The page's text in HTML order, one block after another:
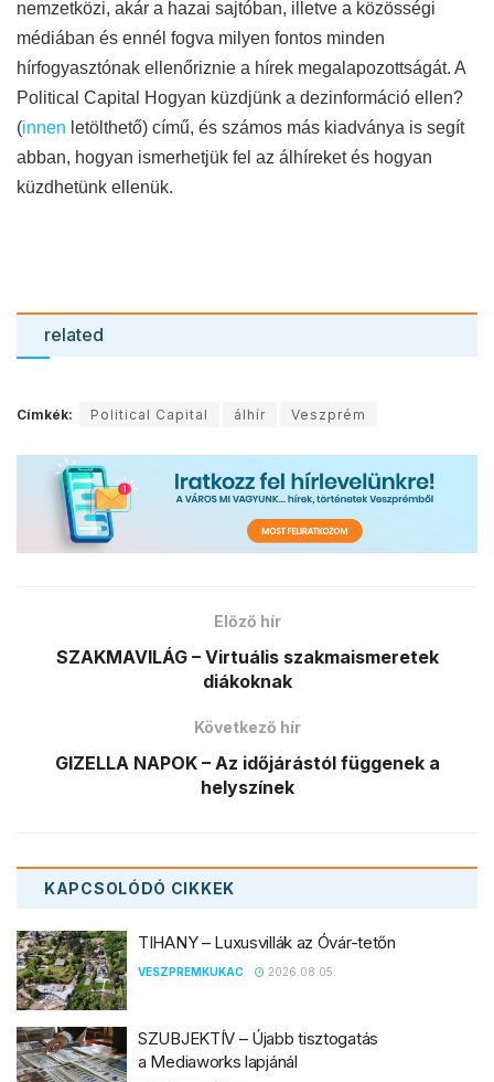
nemzetközi, akár a hazai sajtóban, illetve a közösségi
médiában és ennél fogva milyen fontos minden
hírfogyasztónak ellenőriznie a hírek megalapozottságát. A
Political Capital Hogyan küzdjünk a dezinformáció ellen?
(innen letölthető) című, és számos más kiadványa is segít
abban, hogyan ismerhetjük fel az álhíreket és hogyan
küzdhetünk ellenük.
related
Címkék: Political Capital álhír Veszprém
Előző hír
SZAKMAVILÁG – Virtuális szakmaismeretek
diákoknak
Következő hír
GIZELLA NAPOK – Az időjárástól függenek a
helyszínek
KAPCSOLÓDÓ CIKKEK
TIHANY – Luxusvillák az Óvár-tetőn
VESZPREMKUKAC 2026.08.05.
SZUBJEKTÍV – Újabb tisztogatás
a Mediaworks lapjánál